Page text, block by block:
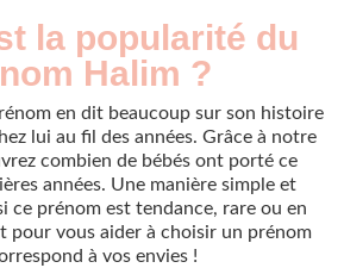
la popularité du
Halim ?
en dit beaucoup sur son histoire
lui au fil des années. Grâce à notre
combien de bébés ont porté ce
années. Une manière simple et
ce prénom est tendance, rare ou en
pour vous aider à choisir un prénom
à vos envies !